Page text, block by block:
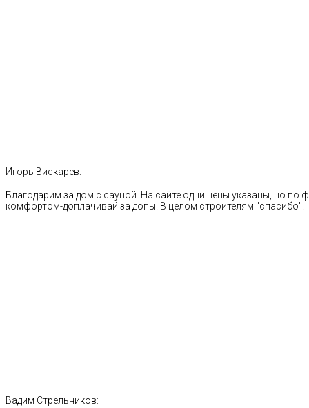
Игорь Вискарев:
Благодарим за дом с сауной. На сайте одни цены указаны, но по
комфортом-доплачивай за допы. В целом строителям "спасибо".
Вадим Стрельников: